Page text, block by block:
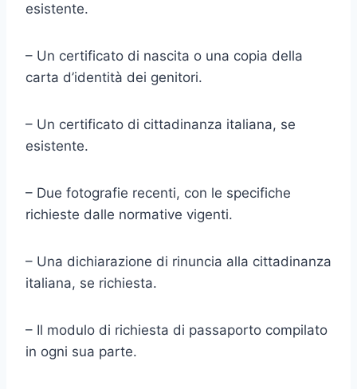
esistente.
– Un certificato di nascita o una copia della
carta d’identità dei genitori.
– Un certificato di cittadinanza italiana, se
esistente.
– Due fotografie recenti, con le specifiche
richieste dalle normative vigenti.
– Una dichiarazione di rinuncia alla cittadinanza
italiana, se richiesta.
– Il modulo di richiesta di passaporto compilato
in ogni sua parte.